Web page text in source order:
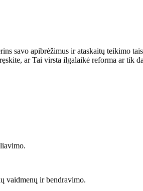
savo apibrėžimus ir ataskaitų teikimo
arTai virsta ilgalaikė reforma ar tik
vaidmenų ir bendravimo.